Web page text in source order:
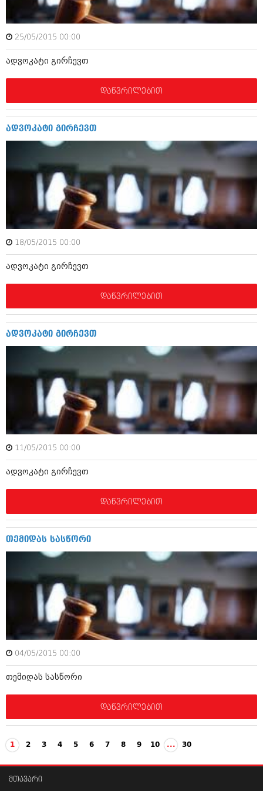
მარტი 2014 (413)
თებერვალი 2014 (318)
იანვარი 2014 (297)
დეკემბერი 2013 (365)
ნოემბერი 2013 (279)
ოქტომბერი 2013 (256)
ივნისი 2013 (212)
აპრილი 2013 (304)
მარტი 2013 (352)
იანვარი 2013 (334)
დეკემბერი 2012 (98)
ნოემბერი 2012 (295)
ოქტომბერი 2012 (350)
სექტემბერი 2012 (264)
აგვისტო 2012 (268)
ივლისი 2012 (322)
მაისი 2012 (240)
აპრილი 2012 (294)
მარტი 2012 (259)
თებერვალი 2012 (376)
იანვარი 2012 (322)
ნოემბერი 2011 (471)
ოქტომბერი 2011 (754)
ივლისი 2011 (400)
ივნისი 2011 (438)
მაისი 2011 (415)
აპრილი 2011 (294)
მარტი 2011 (654)
თებერვალი 2011 (329)
(157)
დეკემბერი 2010 (881)
ნოემბერი 2010 (422)
სექტემბერი 2010 (449)
ივლისი 2010 (556)
მაისი 2010 (232)
აპრილი 2010 (229)
თებერვალი 2010 (421)
იანვარი 2010 (422)
დეკემბერი 2009 (510)
ნოემბერი 2009 (308)
ოქტომბერი 2009 (382)
სექტემბერი 2009 (541)
აგვისტო 2009 (14)
თებერვალი 0216 (1)
ოქტომბერი 0215 (1)
აგვისტო 0215 (2)
აგვისტო 0212 (1)
ნოემბერი 0201 (1)
25/05/2015 00:00
ადვოკატი გირჩევთ
დაწვრილებით
ადვოკატი გირჩევთ
18/05/2015 00:00
ადვოკატი გირჩევთ
დაწვრილებით
ადვოკატი გირჩევთ
11/05/2015 00:00
ადვოკატი გირჩევთ
დაწვრილებით
თემიდას სასწორი
04/05/2015 00:00
თემიდას სასწორი
დაწვრილებით
1 2 3 4 5 6 7 8 9 10 ... 30
მთავარი